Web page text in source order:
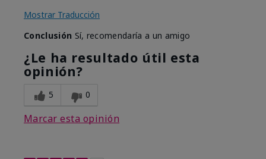
Mostrar Traducción
Conclusión Sí, recomendaría a un amigo
¿Le ha resultado útil esta
opinión?
5 0
Marcar esta opinión